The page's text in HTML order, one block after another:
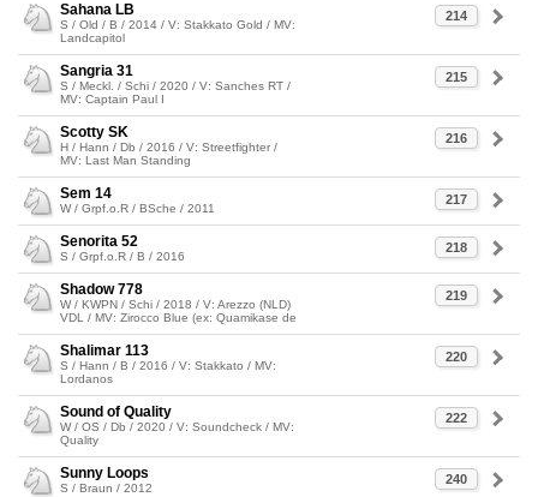
214
Sahana LB
S / Old / B / 2014 / V: Stakkato Gold / MV:
Landcapitol
215
Sangria 31
S / Meckl. / Schi / 2020 / V: Sanches RT /
MV: Captain Paul I
216
Scotty SK
H / Hann / Db / 2016 / V: Streetfighter /
MV: Last Man Standing
217
Sem 14
W / Grpf.o.R / BSche / 2011
218
Senorita 52
S / Grpf.o.R / B / 2016
219
Shadow 778
W / KWPN / Schi / 2018 / V: Arezzo (NLD)
VDL / MV: Zirocco Blue (ex: Quamikase de
220
Shalimar 113
S / Hann / B / 2016 / V: Stakkato / MV:
Lordanos
222
Sound of Quality
W / OS / Db / 2020 / V: Soundcheck / MV:
Quality
240
Sunny Loops
S / Braun / 2012